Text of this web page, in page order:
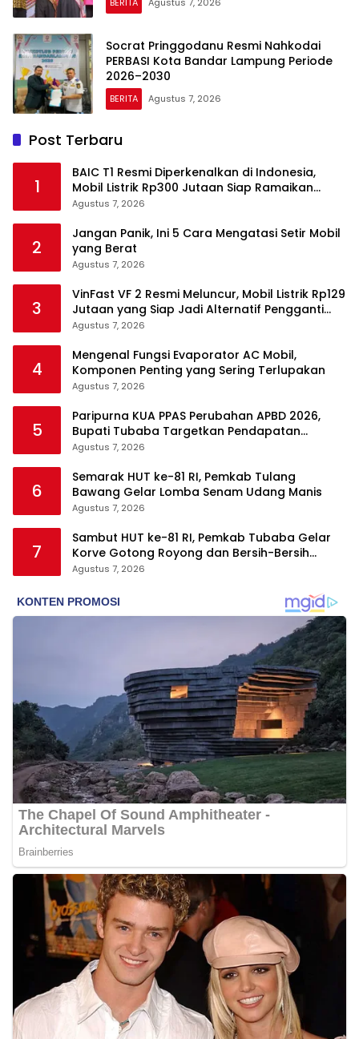
Socrat Pringgodanu Resmi Nahkodai
PERBASI Kota Bandar Lampung Periode
2026–2030
BERITA Agustus 7, 2026
Post Terbaru
1
BAIC T1 Resmi Diperkenalkan di Indonesia,
Mobil Listrik Rp300 Jutaan Siap Ramaikan
Pasar EV
Agustus 7, 2026
2
Jangan Panik, Ini 5 Cara Mengatasi Setir Mobil
yang Berat
Agustus 7, 2026
3
VinFast VF 2 Resmi Meluncur, Mobil Listrik Rp129
Jutaan yang Siap Jadi Alternatif Pengganti
Motor
Agustus 7, 2026
4
Mengenal Fungsi Evaporator AC Mobil,
Komponen Penting yang Sering Terlupakan
Agustus 7, 2026
5
Paripurna KUA PPAS Perubahan APBD 2026,
Bupati Tubaba Targetkan Pendapatan
Daerah Rp820,3 Miliar
Agustus 7, 2026
6
Semarak HUT ke-81 RI, Pemkab Tulang
Bawang Gelar Lomba Senam Udang Manis
Agustus 7, 2026
7
Sambut HUT ke-81 RI, Pemkab Tubaba Gelar
Korve Gotong Royong dan Bersih-Bersih
Serentak
Agustus 7, 2026